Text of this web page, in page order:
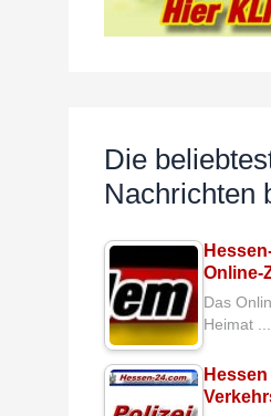
Die
Nachrichten
Das
Heimat